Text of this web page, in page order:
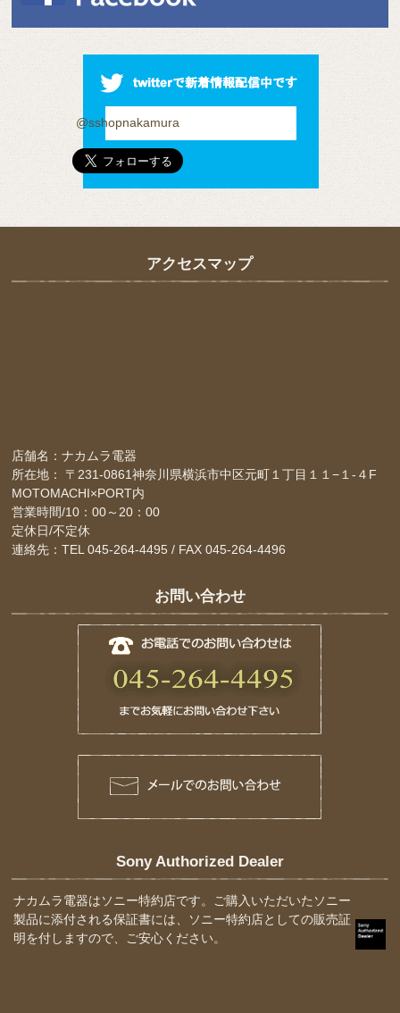
@sshopnakamura
アクセスマップ
店舗名：ナカムラ電器
所在地： 〒231-0861神奈川県横浜市中区元町１丁目１１−１-４F
MOTOMACHI×PORT内
営業時間/10：00～20：00
定休日/不定休
連絡先：TEL 045-264-4495 / FAX 045-264-4496
お問い合わせ
Sony Authorized Dealer
ナカムラ電器はソニー特約店です。ご購入いただいたソニー
製品に添付される保証書には、ソニー特約店としての販売証
明を付しますので、ご安心ください。